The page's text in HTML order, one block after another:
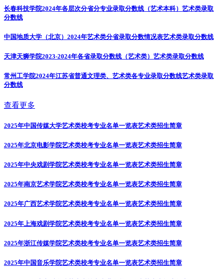
长春科技学院2024年各层次分省分专业录取分数线（艺术本科） 艺术类录取
分数线
中国地质大学（北京）2024年艺术类分省录取分数情况表艺术类录取分数线
天津天狮学院2023-2024年各省录取分数线（艺术类） 艺术类录取分数线
常州工学院2024年江苏省普通文理类、艺术类各专业录取分数线艺术类录取
分数线
查看更多
2025年中国传媒大学艺术类校考专业名单一览表艺术类招生简章
2025年北京电影学院艺术类校考专业名单一览表艺术类招生简章
2025年中央戏剧学院艺术类校考专业名单一览表艺术类招生简章
2025年南京艺术学院艺术类校考专业名单一览表艺术类招生简章
2025年广西艺术学院艺术类校考专业名单一览表艺术类招生简章
2025年上海戏剧学院艺术类校考专业名单一览表艺术类招生简章
2025年浙江传媒学院艺术类校考专业名单一览表艺术类招生简章
2025年中国音乐学院艺术类校考专业名单一览表艺术类招生简章